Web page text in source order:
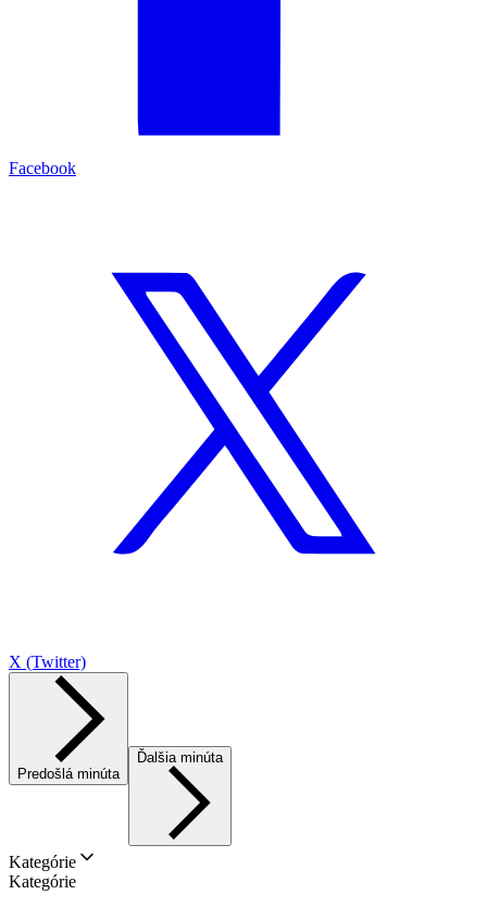
Facebook
X (Twitter)
Predošlá minúta
Ďalšia minúta
Kategórie
Kategórie